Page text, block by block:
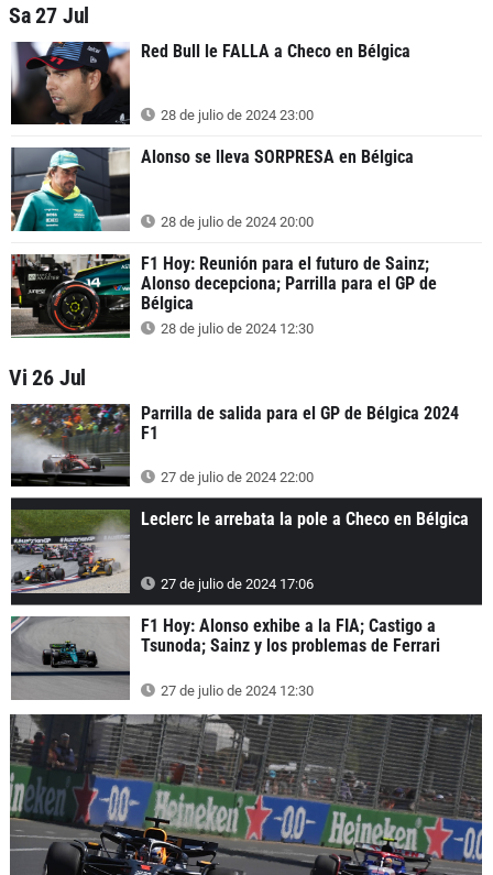
Sa 27 Jul
Red Bull le FALLA a Checo en Bélgica
28 de julio de 2024 23:00
Alonso se lleva SORPRESA en Bélgica
28 de julio de 2024 20:00
F1 Hoy: Reunión para el futuro de Sainz;
Alonso decepciona; Parrilla para el GP de
Bélgica
28 de julio de 2024 12:30
Vi 26 Jul
Parrilla de salida para el GP de Bélgica 2024
F1
27 de julio de 2024 22:00
Leclerc le arrebata la pole a Checo en Bélgica
27 de julio de 2024 17:06
F1 Hoy: Alonso exhibe a la FIA; Castigo a
Tsunoda; Sainz y los problemas de Ferrari
27 de julio de 2024 12:30